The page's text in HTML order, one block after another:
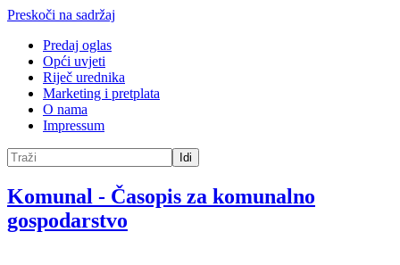
Preskoči na sadržaj
Predaj oglas
Opći uvjeti
Riječ urednika
Marketing i pretplata
O nama
Impressum
Idi
Komunal - Časopis za komunalno
gospodarstvo